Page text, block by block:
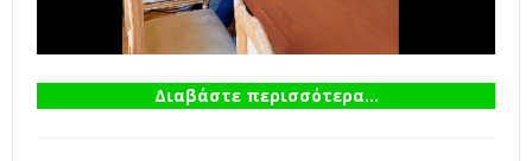
Διαβάστε περισσότερα...